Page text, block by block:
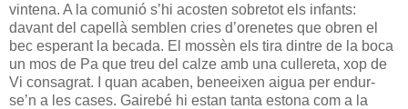
vintena. A la comunió s’hi acosten sobretot els infants:
davant del capellà semblen cries d’orenetes que obren el
bec esperant la becada. El mossèn els tira dintre de la boca
un mos de Pa que treu del calze amb una cullereta, xop de
Vi consagrat. I quan acaben, beneeixen aigua per endur-
se’n a les cases. Gairebé hi estan tanta estona com a la